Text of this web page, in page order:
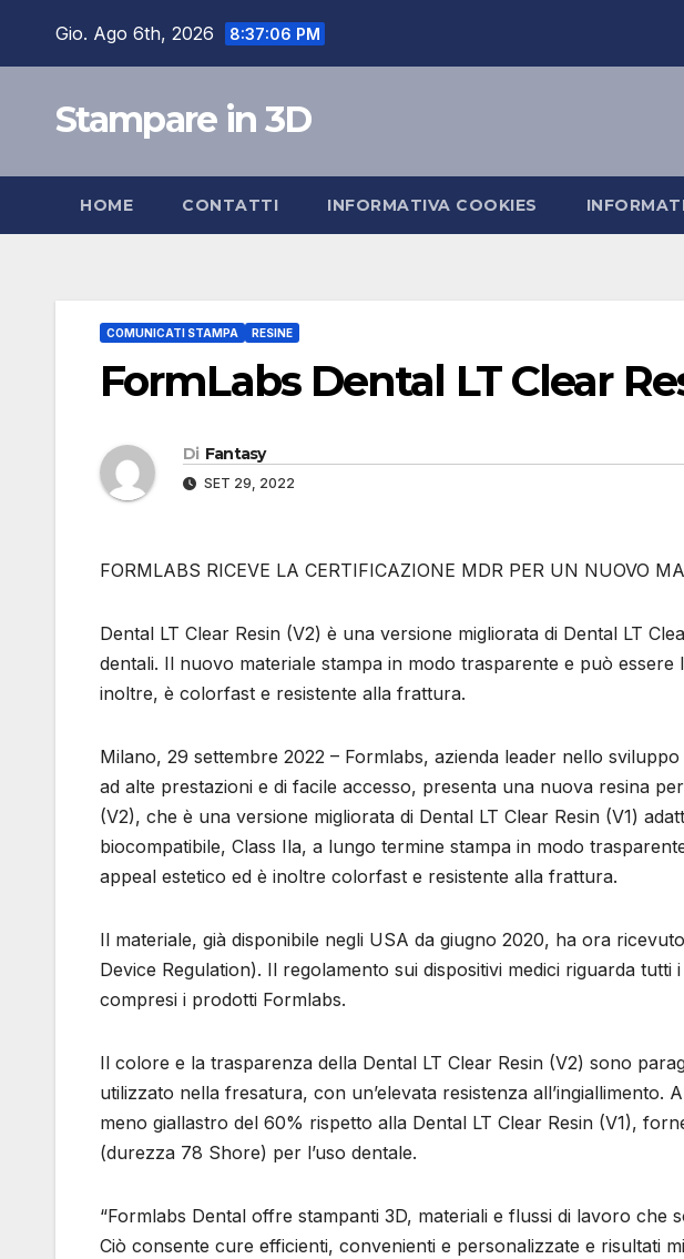
Gio. Ago 6th, 2026 8:37:07 PM
Stampare in 3D
HOME CONTATTI INFORMATIVA COOKIES
COMUNICATI STAMPA RESINE
FormLabs Dental LT Clear
Di Fantasy
SET 29, 2022
FORMLABS RICEVE LA CERTIFICAZIONE MDR PER UN NUOVO
Dental LT Clear Resin (V2) è una versione migliorata di Dental LT
dentali. Il nuovo materiale stampa in modo trasparente e può
inoltre, è colorfast e resistente alla frattura.
Milano, 29 settembre 2022 – Formlabs, azienda leader nello
ad alte prestazioni e di facile accesso, presenta una nuova resina
(V2), che è una versione migliorata di Dental LT Clear Resin (V1)
biocompatibile, Class Ila, a lungo termine stampa in modo
appeal estetico ed è inoltre colorfast e resistente alla frattura.
Il materiale, già disponibile negli USA da giugno 2020, ha ora
Device Regulation). Il regolamento sui dispositivi medici riguarda tutti
compresi i prodotti Formlabs.
Il colore e la trasparenza della Dental LT Clear Resin (V2) sono
utilizzato nella fresatura, con un’elevata resistenza all’ingiallimento.
meno giallastro del 60% rispetto alla Dental LT Clear Resin (V1),
(durezza 78 Shore) per l’uso dentale.
“Formlabs Dental offre stampanti 3D, materiali e flussi di lavoro che
Ciò consente cure efficienti, convenienti e personalizzate e risultati